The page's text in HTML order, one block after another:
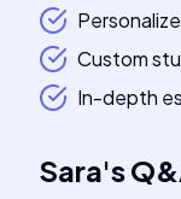
Custom
In-depth
Sara's